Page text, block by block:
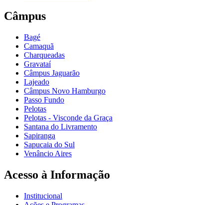
Câmpus
Bagé
Camaquã
Charqueadas
Gravataí
Câmpus Jaguarão
Lajeado
Câmpus Novo Hamburgo
Passo Fundo
Pelotas
Pelotas - Visconde da Graça
Santana do Livramento
Sapiranga
Sapucaia do Sul
Venâncio Aires
Acesso à Informação
Institucional